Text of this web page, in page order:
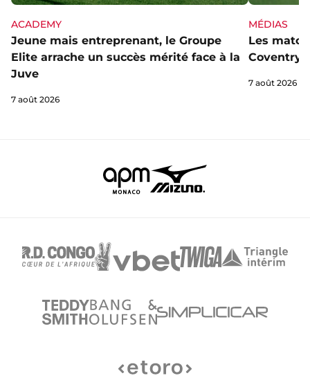
ACADEMY
Jeune mais entreprenant, le Groupe
Elite arrache un succès mérité face à la
Juve
7 août 2026
MÉDIAS
Les
Coventry
7 août 2026